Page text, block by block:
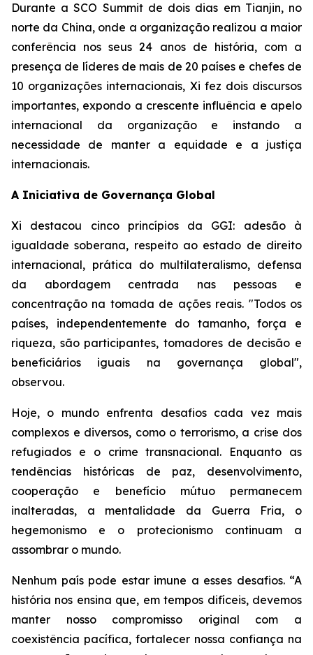
Durante a SCO Summit de dois dias em Tianjin, no
norte da China, onde a organização realizou a maior
conferência nos seus 24 anos de história, com a
presença de líderes de mais de 20 países e chefes de
10 organizações internacionais, Xi fez dois discursos
importantes, expondo a crescente influência e apelo
internacional da organização e instando a
necessidade de manter a equidade e a justiça
internacionais.
A Iniciativa de Governança Global
Xi destacou cinco princípios da GGI: adesão à
igualdade soberana, respeito ao estado de direito
internacional, prática do multilateralismo, defensa
da abordagem centrada nas pessoas e
concentração na tomada de ações reais. "Todos os
países, independentemente do tamanho, força e
riqueza, são participantes, tomadores de decisão e
beneficiários iguais na governança global",
observou.
Hoje, o mundo enfrenta desafios cada vez mais
complexos e diversos, como o terrorismo, a crise dos
refugiados e o crime transnacional. Enquanto as
tendências históricas de paz, desenvolvimento,
cooperação e benefício mútuo permanecem
inalteradas, a mentalidade da Guerra Fria, o
hegemonismo e o protecionismo continuam a
assombrar o mundo.
Nenhum país pode estar imune a esses desafios. “A
história nos ensina que, em tempos difíceis, devemos
manter nosso compromisso original com a
coexistência pacífica, fortalecer nossa confiança na